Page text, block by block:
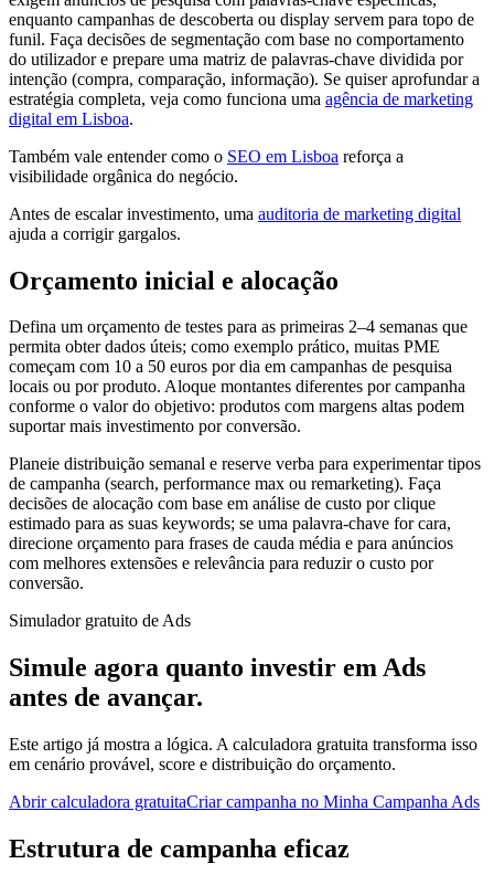
enquanto campanhas de descoberta ou display servem para topo de
funil. Faça decisões de segmentação com base no comportamento
do utilizador e prepare uma matriz de palavras-chave dividida por
intenção (compra, comparação, informação). Se quiser aprofundar a
estratégia completa, veja como funciona uma agência de marketing
digital em Lisboa.
Também vale entender como o SEO em Lisboa reforça a
visibilidade orgânica do negócio.
Antes de escalar investimento, uma auditoria de marketing digital
ajuda a corrigir gargalos.
Orçamento inicial e alocação
Defina um orçamento de testes para as primeiras 2–4 semanas que
permita obter dados úteis; como exemplo prático, muitas PME
começam com 10 a 50 euros por dia em campanhas de pesquisa
locais ou por produto. Aloque montantes diferentes por campanha
conforme o valor do objetivo: produtos com margens altas podem
suportar mais investimento por conversão.
Planeie distribuição semanal e reserve verba para experimentar tipos
de campanha (search, performance max ou remarketing). Faça
decisões de alocação com base em análise de custo por clique
estimado para as suas keywords; se uma palavra-chave for cara,
direcione orçamento para frases de cauda média e para anúncios
com melhores extensões e relevância para reduzir o custo por
conversão.
Simulador gratuito de Ads
Simule agora quanto investir em Ads
antes de avançar.
Este artigo já mostra a lógica. A calculadora gratuita transforma isso
em cenário provável, score e distribuição do orçamento.
Abrir calculadora gratuitaCriar campanha no Minha Campanha Ads
Estrutura de campanha eficaz